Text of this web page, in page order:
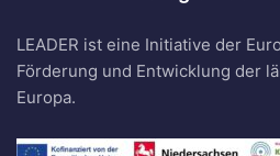
LEADER ist eine Initiative der
Förderung und Entwicklung der
Europa.